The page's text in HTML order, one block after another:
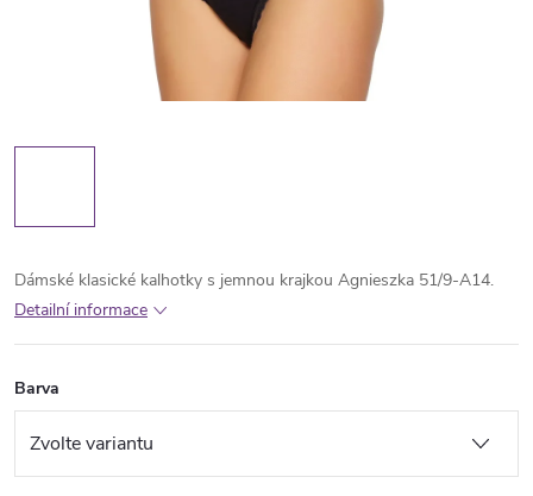
Dámské klasické kalhotky s jemnou krajkou Agnieszka 51/9-A14.
Detailní informace
Barva